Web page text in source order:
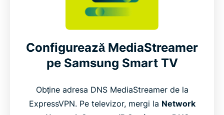
Configurează MediaStreamer
pe Samsung Smart TV
Obține adresa DNS MediaStreamer de la
ExpressVPN. Pe televizor, mergi la Network